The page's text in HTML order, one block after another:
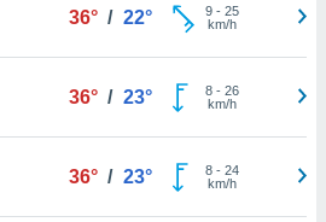
36° / 22° 9- 25
km/h
36° / 23° 8- 26
km/h
36° / 23° 8- 24
km/h